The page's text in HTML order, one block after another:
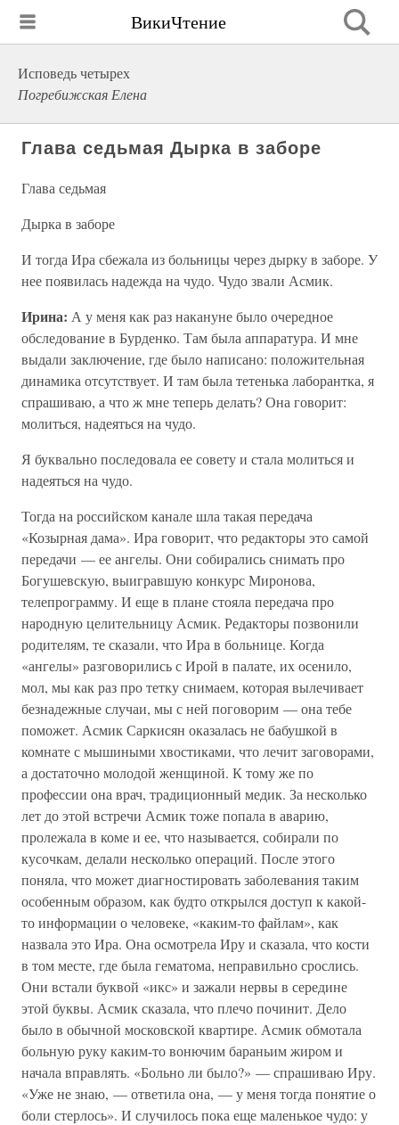
ВикиЧтение
Исповедь четырех
Погребижская Елена
Глава седьмая Дырка в заборе
Глава седьмая
Дырка в заборе
И тогда Ира сбежала из больницы через дырку в заборе. У
нее появилась надежда на чудо. Чудо звали Асмик.
Ирина: А у меня как раз накануне было очередное
обследование в Бурденко. Там была аппаратура. И мне
выдали заключение, где было написано: положительная
динамика отсутствует. И там была тетенька лаборантка, я
спрашиваю, а что ж мне теперь делать? Она говорит:
молиться, надеяться на чудо.
Я буквально последовала ее совету и стала молиться и
надеяться на чудо.
Тогда на российском канале шла такая передача
«Козырная дама». Ира говорит, что редакторы это самой
передачи — ее ангелы. Они собирались снимать про
Богушевскую, выигравшую конкурс Миронова,
телепрограмму. И еще в плане стояла передача про
народную целительницу Асмик. Редакторы позвонили
родителям, те сказали, что Ира в больнице. Когда
«ангелы» разговорились с Ирой в палате, их осенило,
мол, мы как раз про тетку снимаем, которая вылечивает
безнадежные случаи, мы с ней поговорим — она тебе
поможет. Асмик Саркисян оказалась не бабушкой в
комнате с мышиными хвостиками, что лечит заговорами,
а достаточно молодой женщиной. К тому же по
профессии она врач, традиционный медик. За несколько
лет до этой встречи Асмик тоже попала в аварию,
пролежала в коме и ее, что называется, собирали по
кусочкам, делали несколько операций. После этого
поняла, что может диагностировать заболевания таким
особенным образом, как будто открылся доступ к какой-
то информации о человеке, «каким-то файлам», как
назвала это Ира. Она осмотрела Иру и сказала, что кости
в том месте, где была гематома, неправильно срослись.
Они встали буквой «икс» и зажали нервы в середине
этой буквы. Асмик сказала, что плечо починит. Дело
было в обычной московской квартире. Асмик обмотала
больную руку каким-то вонючим бараньим жиром и
начала вправлять. «Больно ли было?» — спрашиваю Иру.
«Уже не знаю, — ответила она, — у меня тогда понятие о
боли стерлось». И случилось пока еще маленькое чудо: у